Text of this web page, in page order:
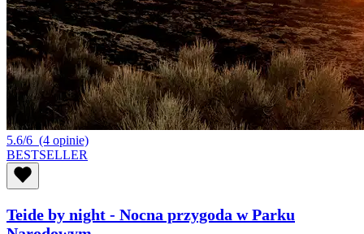
5.6/6 (4 opinie)
BESTSELLER
Teide by night - Nocna przygoda w Parku